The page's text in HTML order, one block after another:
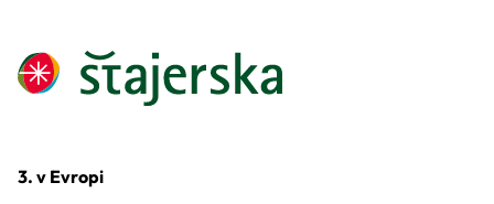
3. v Evropi